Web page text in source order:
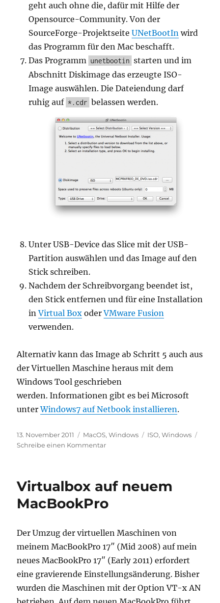
geht auch ohne die, dafür mit Hilfe der
Opensource-Community. Von der
SourceForge-ProjektseiteUNetBootIn wird
das Programm für den Mac beschafft.
Das Programm unetbootin starten und im
Abschnitt Diskimage das erzeugte ISO-
Image auswählen. Die Dateiendung darf
ruhig auf *.cdr belassen werden.
Unter USB-Device das Slice mit der USB-
Partition auswählen und das Image auf den
Stick schreiben.
Nachdem der Schreibvorgang beendet ist,
den Stick entfernen und für eine Installation
inVirtual Box oderVMware Fusion
verwenden.
Alternativ kann das Image ab Schritt 5 auch aus
der Virtuellen Maschine heraus mit dem
Windows Tool geschrieben
werden. Informationen gibt es bei Microsoft
unterWindows7 auf Netbook installieren.
Veröffentlicht
am
13. November 2011 Kategorien
MacOS,Windows Schlagwörter
ISO,Windows
Schreibe einen Kommentarzu
USB
Virtualbox auf neuem
MacBookPro
Der Umzug der virtuellen Maschinen von
meinem MacBookPro 17″ (Mid 2008) auf mein
neues MacBookPro 17″ (Early 2011) erfordert
eine gravierende Einstellungsänderung. Bisher
wurden die Maschinen mit der Option VT-x AN